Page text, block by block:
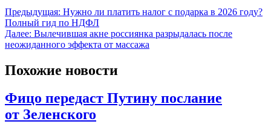
Предыдущая: Нужно ли платить налог с подарка в 2026 году?
Полный гид по НДФЛ
Далее: Вылечившая акне россиянка разрыдалась после
неожиданного эффекта от массажа
Похожие новости
Фицо передаст Путину послание
от Зеленского